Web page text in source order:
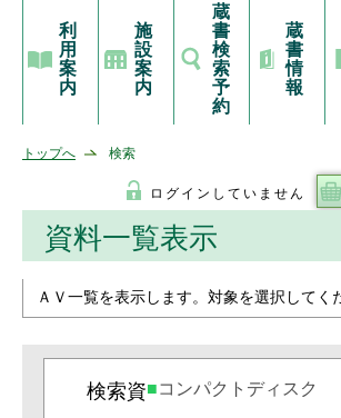
利
用
案
内
施
設
案
内
蔵
書
検
索
予
約
蔵
書
情
報
トップへ 検索
ログインしていません
資料一覧表示
ＡＶ一覧を表示します。対象を選択してく
検索資
コンパクトディスク